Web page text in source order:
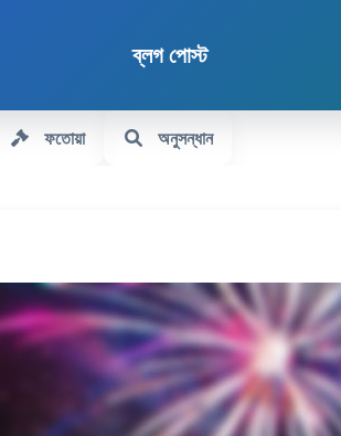
ব্লগ পোস্ট
ফতোয়া অনুসন্ধান